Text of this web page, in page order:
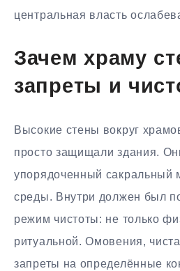
центральная власть
Зачем храму
запреты и
Высокие стены вокруг
просто защищали здания.
упорядоченный сакральный
среды. Внутри должен был
режим чистоты: не только
ритуальной. Омовения,
запреты на определённые